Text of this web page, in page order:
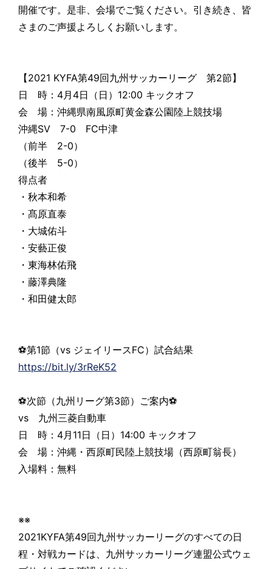
開催です。是非、会場でご覧ください。引き続き、皆
さまのご声援よろしくお願いします。
【2021 KYFA第49回九州サッカーリーグ 第2節】
日 時：4月4日（日）12:00 キックオフ
会 場：沖縄県南風原町黄金森公園陸上競技場
沖縄SV 7-0 FC中津
（前半 2-0）
（後半 5-0）
得点者
・秋本和希
・髙原直泰
・大城佑斗
・安藝正俊
・東海林佑飛
・藤澤典隆
・和田健太郎
⚽第1節（vs ジェイリースFC）試合結果
https://bit.ly/3rReK52
⚽次節（九州リーグ第3節）ご案内⚽
vs 九州三菱自動車
日 時：4月11日（日）14:00 キックオフ
会 場：沖縄・西原町民陸上競技場（西原町翁長）
入場料：無料
※※
2021KYFA第49回九州サッカーリーグのすべての日
程・対戦カードは、九州サッカーリーグ連盟公式ウェ